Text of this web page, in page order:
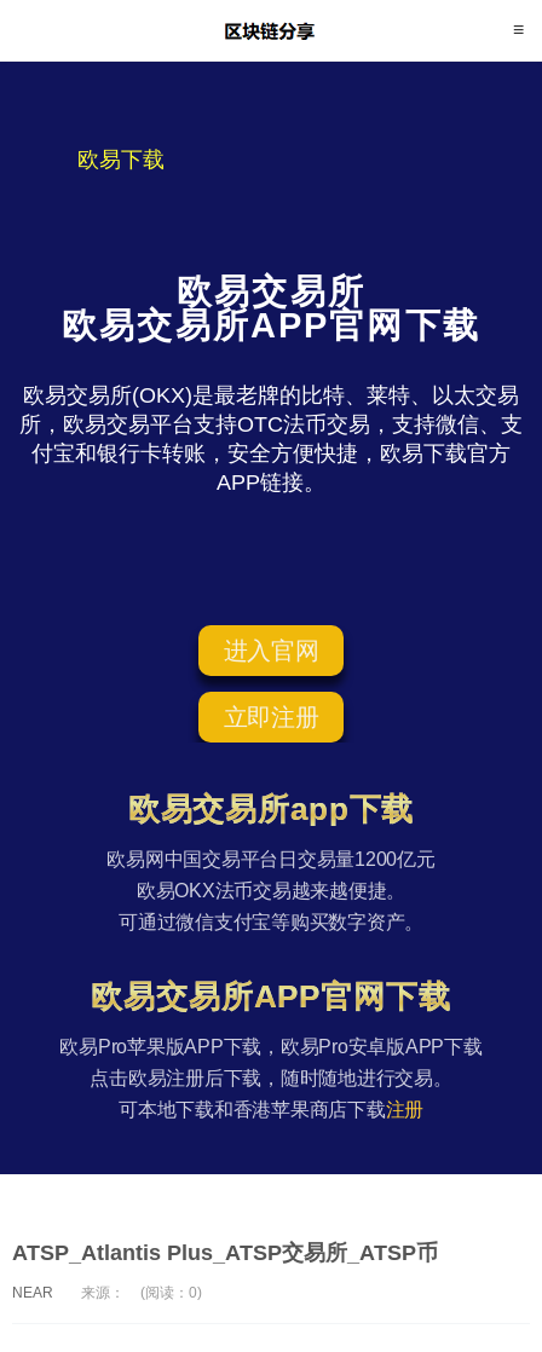
欧易下载
欧易交易所
欧易交易所APP官网下载
欧易交易所(OKX)是最老牌的比特、莱特、以太交易
所，欧易交易平台支持OTC法币交易，支持微信、支
付宝和银行卡转账，安全方便快捷，欧易下载官方
APP链接。
进入官网
立即注册
欧易交易所app下载
欧易网中国交易平台日交易量1200亿元
欧易OKX法币交易越来越便捷。
可通过微信支付宝等购买数字资产。
欧易交易所APP官网下载
欧易Pro苹果版APP下载，欧易Pro安卓版APP下载
点击欧易注册后下载，随时随地进行交易。
可本地下载和香港苹果商店下载注册
ATSP_Atlantis Plus_ATSP交易所_ATSP币
NEAR 来源： (阅读：0)